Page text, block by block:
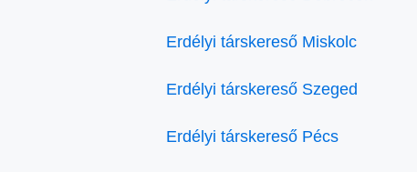
Erdélyi társkereső Miskolc
Erdélyi társkereső Szeged
Erdélyi társkereső Pécs